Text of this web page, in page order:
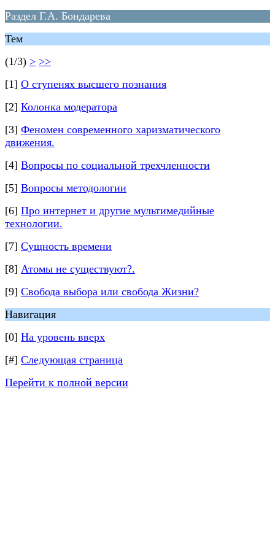
Раздел Г.А. Бондарева
Тем
(1/3) > >>
[1] О ступенях высшего познания
[2] Колонка модератора
[3] Феномен современного харизматического
движения.
[4] Вопросы по социальной трехчленности
[5] Вопросы методологии
[6] Про интернет и другие мультимедийные
технологии.
[7] Сущность времени
[8] Атомы не существуют?.
[9] Свобода выбора или свобода Жизни?
Навигация
[0] На уровень вверх
[#] Следующая страница
Перейти к полной версии